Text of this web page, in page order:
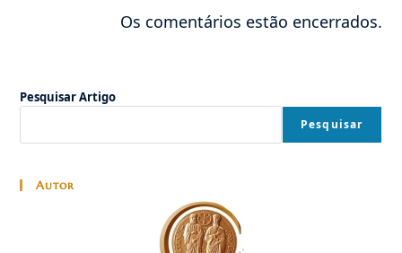
Os comentários estão encerrados.
Pesquisar Artigo
Pesquisar
Autor